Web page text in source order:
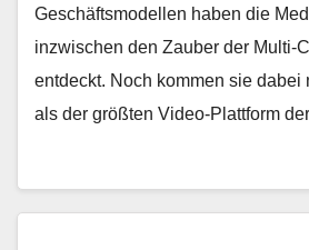
Geschäftsmodellen haben die
inzwischen den Zauber der Multi-
entdeckt. Noch kommen sie dabei
als der größten Video-Plattform